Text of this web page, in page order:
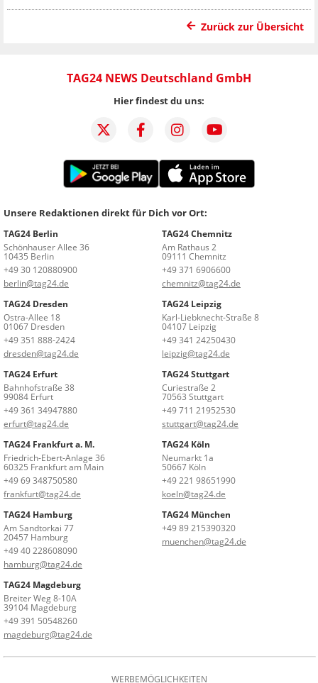
Zurück zur Übersicht
TAG24 NEWS Deutschland GmbH
Hier findest du uns:
Unsere Redaktionen direkt für Dich vor Ort:
TAG24 Berlin
Schönhauser Allee 36
10435 Berlin
+49 30 120880900
berlin@tag24.de
TAG24 Chemnitz
Am Rathaus 2
09111 Chemnitz
+49 371 6906600
chemnitz@tag24.de
TAG24 Dresden
Ostra-Allee 18
01067 Dresden
+49 351 888-2424
dresden@tag24.de
TAG24 Leipzig
Karl-Liebknecht-Straße 8
04107 Leipzig
+49 341 24250430
leipzig@tag24.de
TAG24 Erfurt
Bahnhofstraße 38
99084 Erfurt
+49 361 34947880
erfurt@tag24.de
TAG24 Stuttgart
Curiestraße 2
70563 Stuttgart
+49 711 21952530
stuttgart@tag24.de
TAG24 Frankfurt a. M.
Friedrich-Ebert-Anlage 36
60325 Frankfurt am Main
+49 69 348750580
frankfurt@tag24.de
TAG24 Köln
Neumarkt 1a
50667 Köln
+49 221 98651990
koeln@tag24.de
TAG24 Hamburg
Am Sandtorkai 77
20457 Hamburg
+49 40 228608090
hamburg@tag24.de
TAG24 München
+49 89 215390320
muenchen@tag24.de
TAG24 Magdeburg
Breiter Weg 8-10A
39104 Magdeburg
+49 391 50548260
magdeburg@tag24.de
WERBEMÖGLICHKEITEN